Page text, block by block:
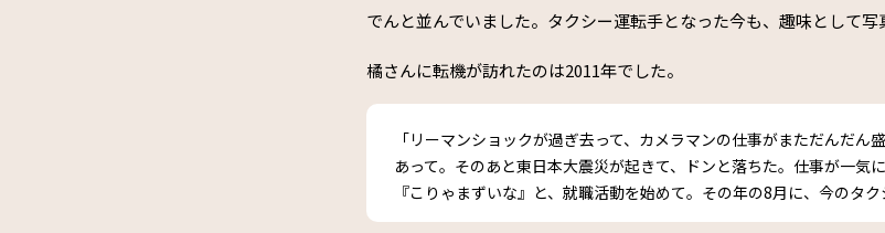
でんと並んでいました。タクシー運転手となった今も、趣味として写
橘さんに転機が訪れたのは2011年でした。
「リーマンショックが過ぎ去って、カメラマンの仕事がまただんだん
あって。そのあと東日本大震災が起きて、ドンと落ちた。仕事が一気
『こりゃまずいな』と、就職活動を始めて。その年の8月に、今のタク